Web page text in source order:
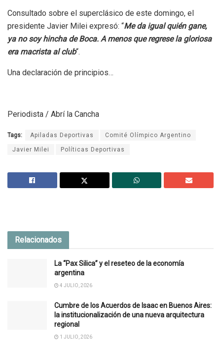
Consultado sobre el superclásico de este domingo, el
presidente Javier Milei expresó: “Me da igual quién gane,
ya no soy hincha de Boca. A menos que regrese la gloriosa
era macrista al club“.
Una declaración de principios…
Periodista / Abrí la Cancha
Tags: Apiladas Deportivas Comité Olímpico Argentino
Javier Milei Políticas Deportivas
Relacionados
La “Pax Silica” y el reseteo de la economía
argentina
4 JULIO, 2026
Cumbre de los Acuerdos de Isaac en Buenos Aires:
la institucionalización de una nueva arquitectura
regional
1 JULIO, 2026